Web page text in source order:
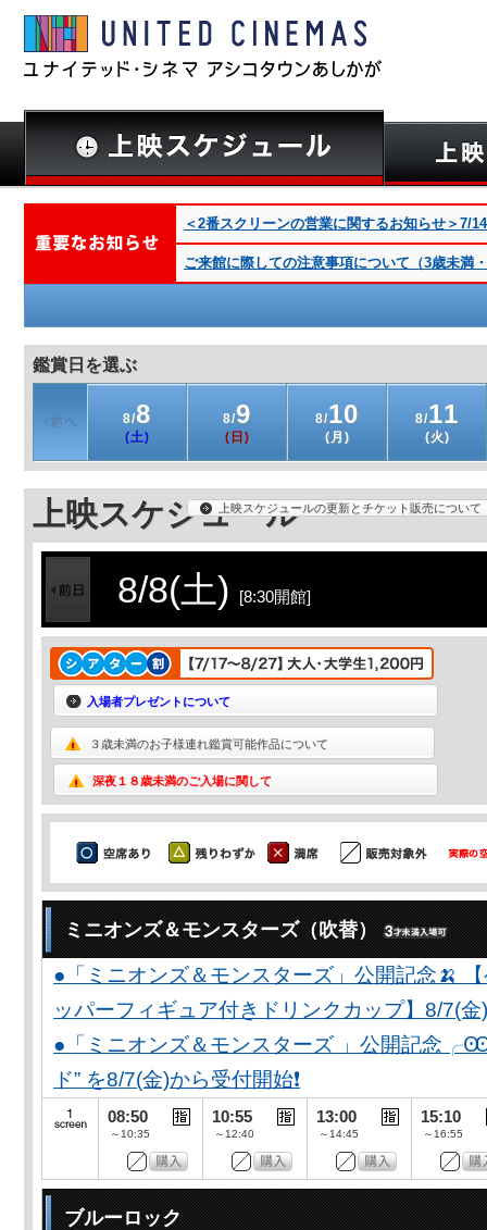
＜2番スクリーンの営業に関するお知らせ＞7/
ご来館に際しての注意事項について（3歳未満
鑑賞日を選ぶ
8/8
(土)
8/9
(日)
8/10
(月)
8/11
(火)
上映スケジュール上映スケジュールの更新とチケット販売について
8/8(土) [8:30開館]
入場者プレゼントについて
３歳未満のお子様連れ鑑賞可能作品について
深夜１８歳未満のご入場に関して
ミニオンズ＆モンスターズ（吹替）
●「ミニオンズ＆モンスターズ」公開記念🍌
ッパーフィギュア付きドリンクカップ】8/7(金
●「ミニオンズ＆モンスターズ 」公開記念
ド” を8/7(金)から受付開始❗️
08:50
～10:35
10:55
～12:40
13:00
～14:45
15:10
～16:55
ブルーロック